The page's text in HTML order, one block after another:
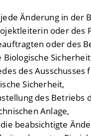
Änderung in der
oder des
oder des
Biologische
des Ausschusses
Sicherheit,
des Betriebs
Anlage,
beabsichtigte